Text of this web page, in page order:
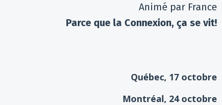
Animé par France
Parce que la Connexion, ça se vit!
Québec, 17 octobre
Montréal, 24 octobre